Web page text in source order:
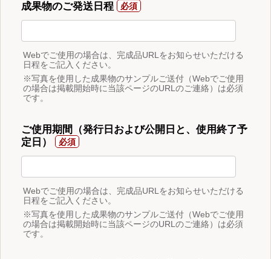
成果物のご発送日程
Webでご使用の場合は、完成品URLをお知らせいただける
日程をご記入ください。
※写真を使用した成果物のサンプルご送付（Webでご使用
の場合は掲載開始時に当該ページのURLのご連絡）は必須
です。
ご使用期間（発行日および公開日と、使用終了予
定日）
Webでご使用の場合は、完成品URLをお知らせいただける
日程をご記入ください。
※写真を使用した成果物のサンプルご送付（Webでご使用
の場合は掲載開始時に当該ページのURLのご連絡）は必須
です。